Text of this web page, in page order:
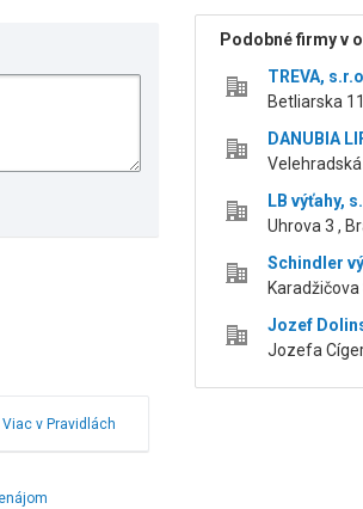
Viac v Pravidlách
Podobné firmy v
TREVA,
Betliarska
DANUBIA
LB výťahy,
Uhrova 3 ,
Schindler
Jozef
Jozefa